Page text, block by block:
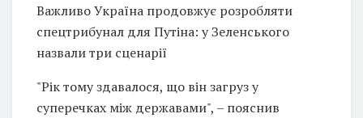
Важливо Україна продовжує розробляти
спецтрибунал для Путіна: у Зеленського
назвали три сценарії
"Рік тому здавалося, що він загруз у
суперечках між державами", – пояснив